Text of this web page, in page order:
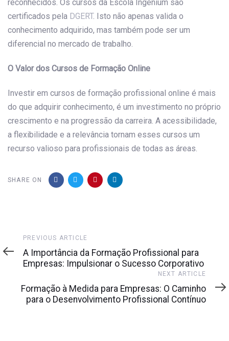
reconhecidos. Os cursos da Escola Ingenium são
certificados pela DGERT. Isto não apenas valida o
conhecimento adquirido, mas também pode ser um
diferencial no mercado de trabalho.
O Valor dos Cursos de Formação Online
Investir em cursos de formação profissional online é mais
do que adquirir conhecimento, é um investimento no próprio
crescimento e na progressão da carreira. A acessibilidade,
a flexibilidade e a relevância tornam esses cursos um
recurso valioso para profissionais de todas as áreas.
SHARE ON
Previous
Article
PREVIOUS ARTICLE
A Importância da Formação Profissional para
Empresas: Impulsionar o Sucesso Corporativo
Article
NEXT ARTICLE
Formação à Medida para Empresas: O Caminho
para o Desenvolvimento Profissional Contínuo